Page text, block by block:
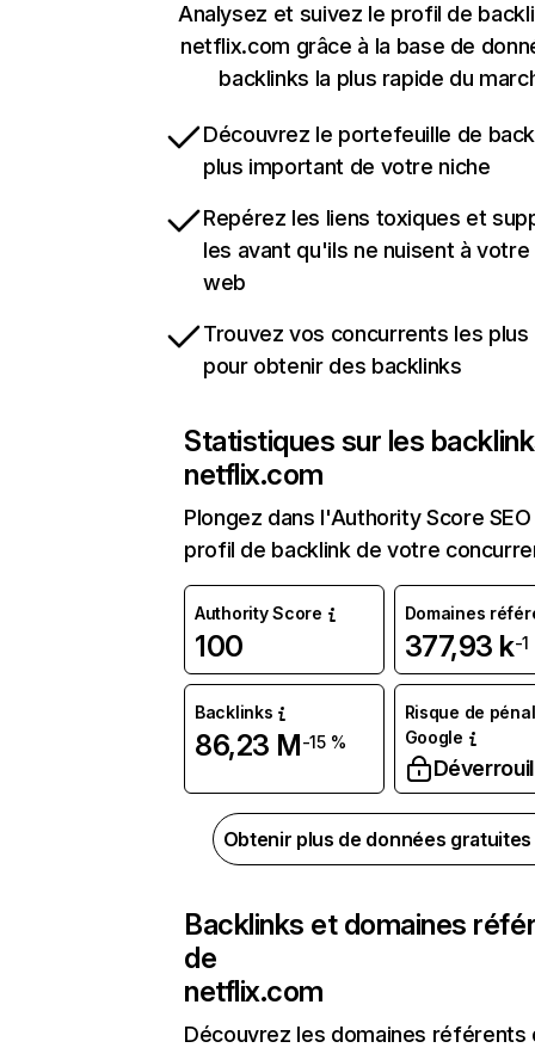
Analysez et suivez le profil de
netflix.com grâce à la base de
backlinks la plus rapide du
Découvrez le portefeuille de
plus important de votre niche
Repérez les liens toxiques et
les avant qu'ils ne nuisent à
web
Trouvez vos concurrents les
pour obtenir des backlinks
Statistiques sur les
netflix.com
Plongez dans l'Authority Score
profil de backlink de votre
Authority Score
100
Domaines
377,93 k-1
Backlinks
86,23 M-15 %
Risque de
Google
Obtenir plus de données
Backlinks et domaines
de
netflix.com
Découvrez les domaines référents